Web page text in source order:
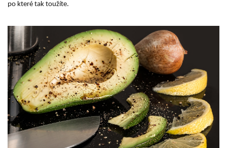
po které tak toužíte.